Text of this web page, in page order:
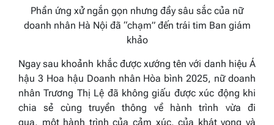
Phần ứng xử ngắn gọn nhưng đầy sâu sắc của nữ
doanh nhân Hà Nội đã “chạm” đến trái tim Ban giám
khảo
Ngay sau khoảnh khắc được xướng tên với danh hiệu Á
hậu 3 Hoa hậu Doanh nhân Hòa bình 2025, nữ doanh
nhân Trương Thị Lệ đã không giấu được xúc động khi
chia sẻ cùng truyền thông về hành trình vừa đi
qua, một hành trình của cảm xúc, của khát vọng và